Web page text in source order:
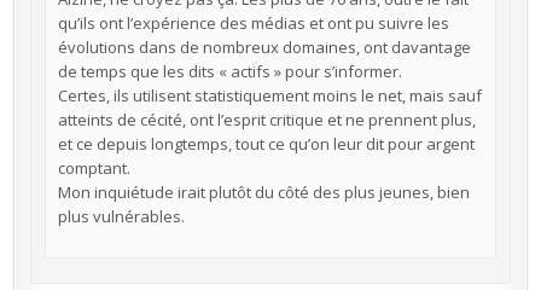
qu’ils ont l’expérience des médias et ont pu suivre les
évolutions dans de nombreux domaines, ont davantage
de temps que les dits « actifs » pour s’informer.
Certes, ils utilisent statistiquement moins le net, mais sauf
atteints de cécité, ont l’esprit critique et ne prennent plus,
et ce depuis longtemps, tout ce qu’on leur dit pour argent
comptant.
Mon inquiétude irait plutôt du côté des plus jeunes, bien
plus vulnérables.